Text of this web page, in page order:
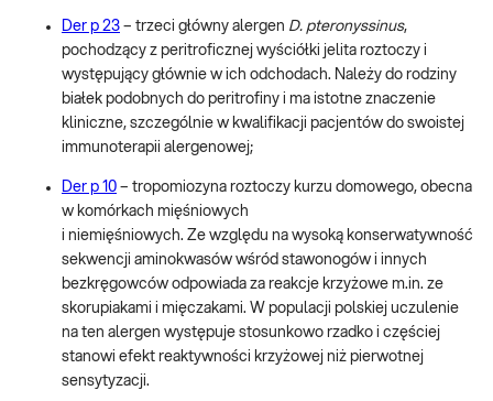
Der p 23 – trzeci główny alergen D. pteronyssinus,
pochodzący z peritroficznej wyściółki jelita roztoczy i
występujący głównie w ich odchodach. Należy do rodziny
białek podobnych do peritrofiny i ma istotne znaczenie
kliniczne, szczególnie w kwalifikacji pacjentów do swoistej
immunoterapii alergenowej;
Der p 10 – tropomiozyna roztoczy kurzu domowego, obecna
w komórkach mięśniowych
i niemięśniowych. Ze względu na wysoką konserwatywność
sekwencji aminokwasów wśród stawonogów i innych
bezkręgowców odpowiada za reakcje krzyżowe m.in. ze
skorupiakami i mięczakami. W populacji polskiej uczulenie
na ten alergen występuje stosunkowo rzadko i częściej
stanowi efekt reaktywności krzyżowej niż pierwotnej
sensytyzacji.